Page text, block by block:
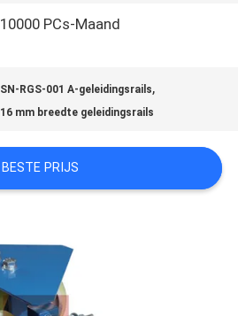
10000 PCs-Maand
SN-RGS-001 A-geleidingsrails,
16 mm breedte geleidingsrails
BESTE PRIJS